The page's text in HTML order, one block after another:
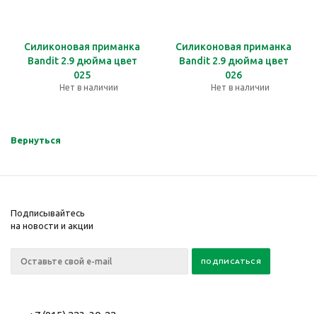
Силиконовая приманка
Bandit 2.9 дюйма цвет
025
Нет в наличии
Силиконовая приманка
Bandit 2.9 дюйма цвет
026
Нет в наличии
Вернуться
Подписывайтесь
на новости и акции